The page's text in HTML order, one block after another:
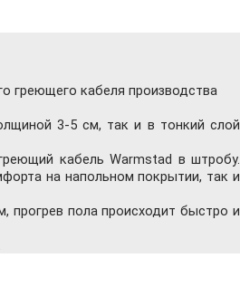
греющего кабеля производства
3-5 см, так и в тонкий слой
кабель Warmstad в штробу.
на напольном покрытии, так и
пола происходит быстро и